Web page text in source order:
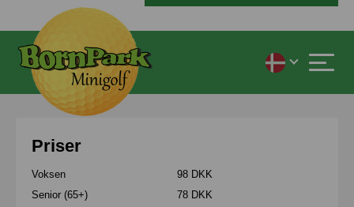
Priser
Voksen
98 DKK
Senior (65+)
78 DKK